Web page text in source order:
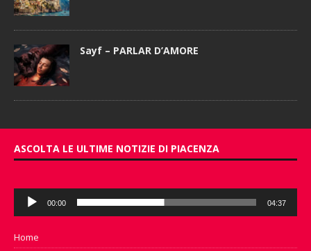
Sayf – PARLAR D’AMORE
ASCOLTA LE ULTIME NOTIZIE DI PIACENZA
Audio
Player
00:00 04:37
Home